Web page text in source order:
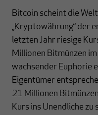
Bitcoin scheint die
„Kryptowährung“ der
letzten Jahr riesige
Millionen Bitmünzen
wachsender Euphorie
Eigentümer
21 Millionen
Kurs ins Unendliche zu